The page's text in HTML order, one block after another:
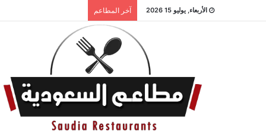
الأربعاء, يوليو 15 2026 آخر المطاعم